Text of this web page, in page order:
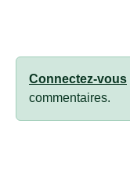
Connectez-vous
commentaires.